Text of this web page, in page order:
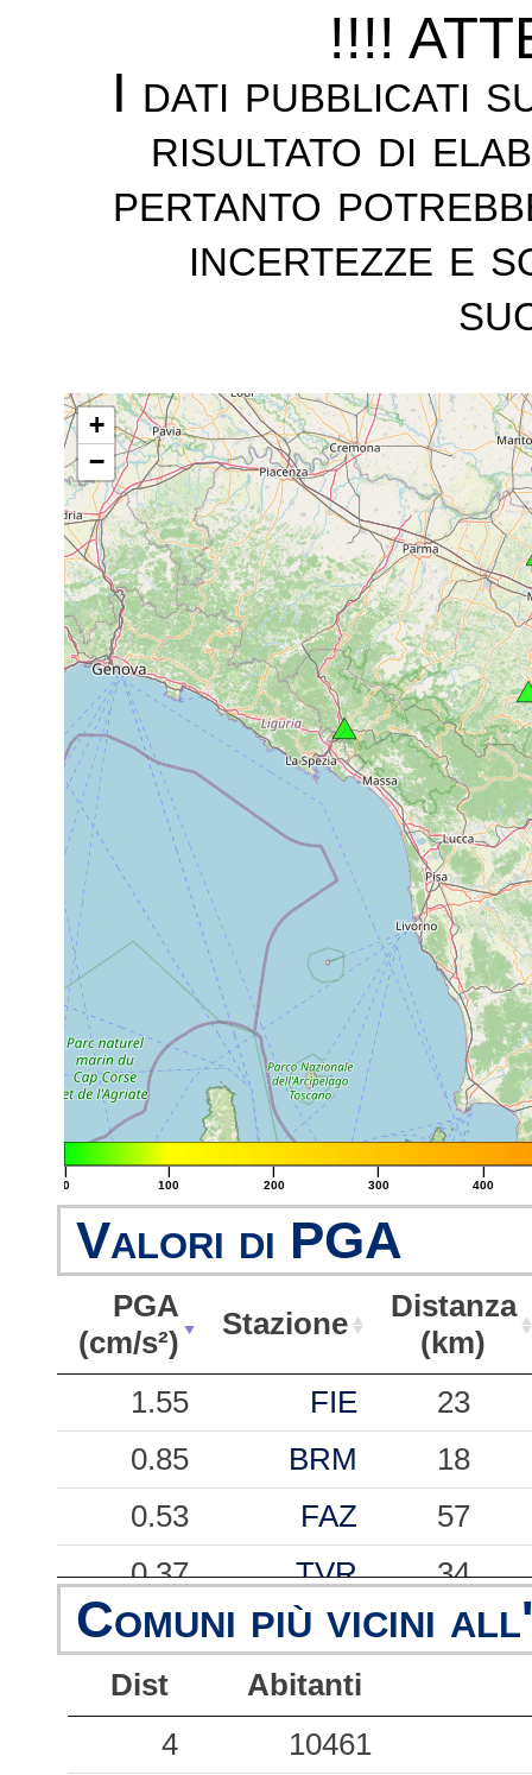
!!!!
I dati pubblicati
risultato di
pertanto
incertezze e
+
−
|
0
|
100
|
200
|
300
|
400
Valori di PGA
PGA
(cm/s²)
Stazione
Distanza
(km)
PGA
(cm/s²)
Stazione
Distanza
(km)
1.55 FIE
23
0.85
BRM
18
0.53
FAZ
57
0.37
TVR
34
0.24
MDG
43
0.16
PRM
0.14
CVT
Comuni più vicini
Dist
Abitanti
4
10461